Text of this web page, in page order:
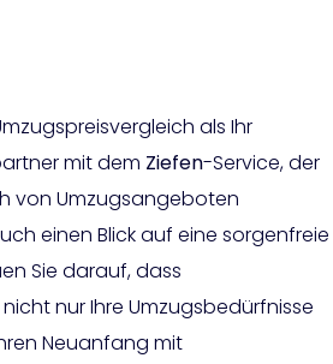
als Ihr
mit dem Ziefen-Service, der
von Umzugsangeboten
einen Blick auf eine sorgenfreie
Sie darauf, dass
nur Ihre Umzugsbedürfnisse
Neuanfang mit